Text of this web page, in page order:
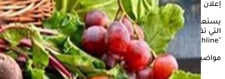
إعلان
يستعرض "الكونسلتو" في التقرير التالي أبرز الأطعمة والمشروبات
التي تقلل مننشاط الغدة الدرقية وفقًا لما ذكره موقع
"Healthline".
مواضيع ذات صلة